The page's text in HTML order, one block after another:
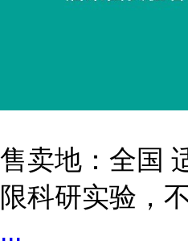
售卖地：全国
限科研实验，
...